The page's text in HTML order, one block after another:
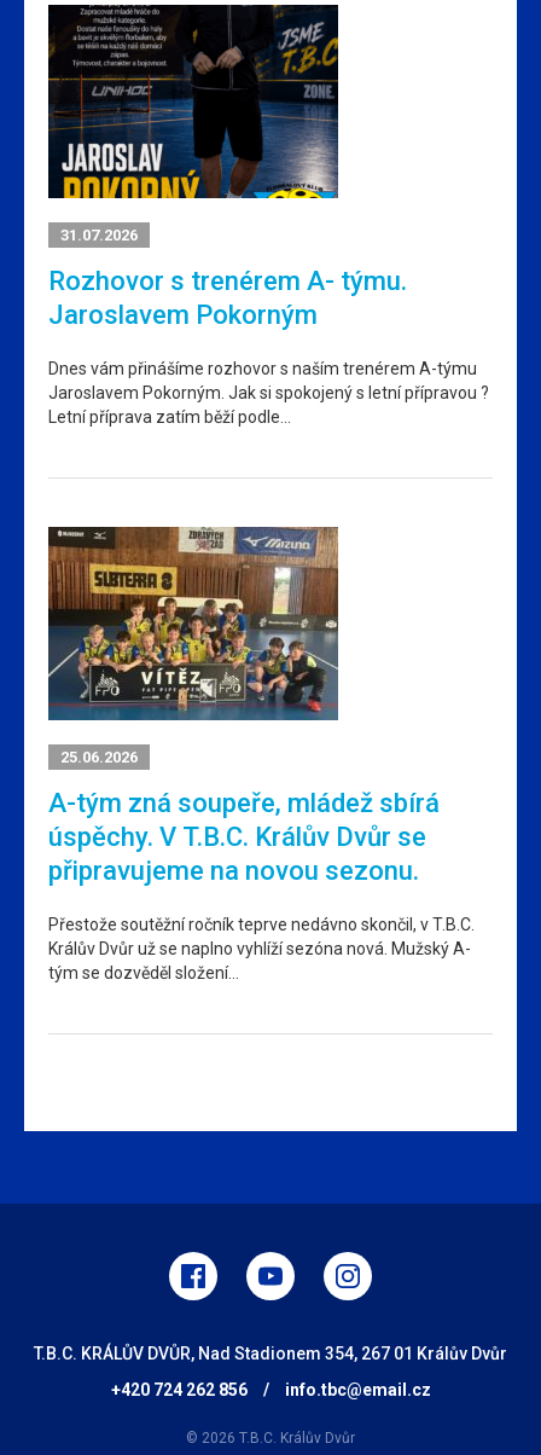
31.07.2026
Rozhovor s trenérem A- týmu.
Jaroslavem Pokorným
Dnes vám přinášíme rozhovor s naším trenérem A-týmu
Jaroslavem Pokorným. Jak si spokojený s letní přípravou ?
Letní příprava zatím běží podle…
25.06.2026
A-tým zná soupeře, mládež sbírá
úspěchy. V T.B.C. Králův Dvůr se
připravujeme na novou sezonu.
Přestože soutěžní ročník teprve nedávno skončil, v T.B.C.
Králův Dvůr už se naplno vyhlíží sezóna nová. Mužský A-
tým se dozvěděl složení…
T.B.C. KRÁLŮV DVŮR, Nad Stadionem 354, 267 01 Králův Dvůr
+420 724 262 856
/ info.tbc@email.cz
© 2026 T.B.C. Králův Dvůr